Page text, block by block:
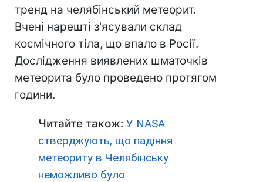
тренд на челябінський метеорит.
Вчені нарешті з'ясували склад
космічного тіла, що впало в Росії.
Дослідження виявлених шматочків
метеорита було проведено протягом
години.
Читайте також: У NASA
стверджують, що падіння
метеориту в Челябінську
неможливо було